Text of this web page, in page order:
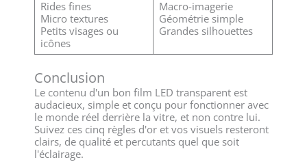
Rides fines
Micro textures
Petits visages ou
icônes
Macro-imagerie
Géométrie simple
Grandes silhouettes
Conclusion
Le contenu d'un bon film LED transparent est
audacieux, simple et conçu pour fonctionner avec
le monde réel derrière la vitre, et non contre lui.
Suivez ces cinq règles d'or et vos visuels resteront
clairs, de qualité et percutants quel que soit
l'éclairage.